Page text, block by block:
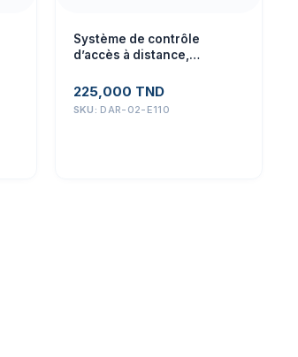
Système de contrôle
d’accès à distance,
d’ouverture de porte 2G
GSM RTU5034
225,000 TND
SKU: DAR-02-E110